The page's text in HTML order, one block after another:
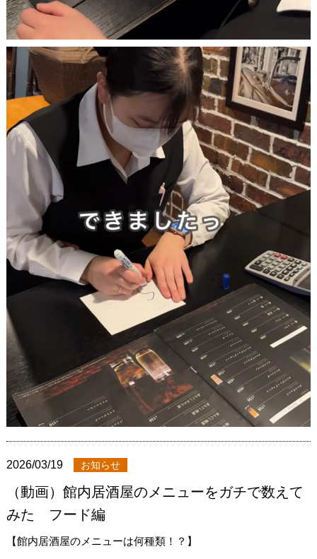
2026/03/19 お知らせ
（動画）館内居酒屋のメニューをガチで数えて
みた フード編
【館内居酒屋のメニューは何種類！？】